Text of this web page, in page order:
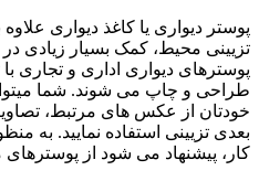
پوستر دیواری یا کاغذ دیواری
تزیینی محیط، کمک بسیار زیادی
پوسترهای دیواری اداری و تجاری
طراحی و چاپ می شوند. شما
خودتان از عکس های مرتبط،
بعدی تزیینی استفاده نمایید. به
کار، پیشنهاد می شود از پوسترهای